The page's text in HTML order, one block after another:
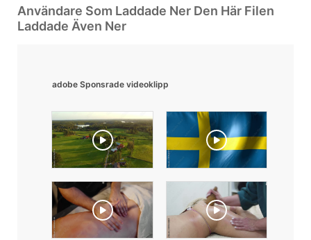
Användare Som Laddade Ner Den Här Filen
Laddade Även Ner
adobe Sponsrade videoklipp